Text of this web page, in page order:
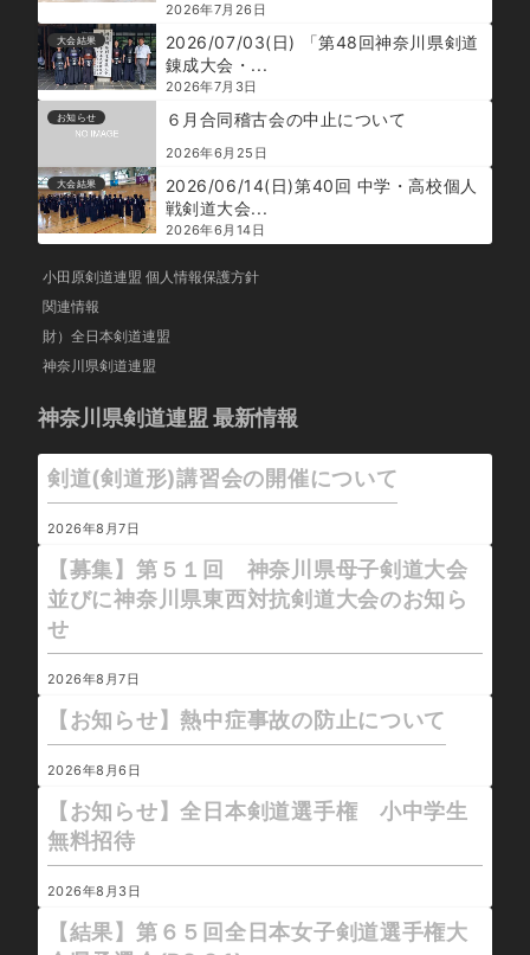
2026年7月26日
大会結果
2026/07/03(日) 「第48回神奈川県剣道
錬成大会・...
2026年7月3日
お知らせ ６月合同稽古会の中止について
2026年6月25日
大会結果
2026/06/14(日)第40回 中学・高校個人
戦剣道大会...
2026年6月14日
小田原剣道連盟 個人情報保護方針
関連情報
財）全日本剣道連盟
神奈川県剣道連盟
神奈川県剣道連盟 最新情報
剣道(剣道形)講習会の開催について
2026年8月7日
【募集】第５１回 神奈川県母子剣道大会
並びに神奈川県東西対抗剣道大会のお知ら
せ
2026年8月7日
【お知らせ】熱中症事故の防止について
2026年8月6日
【お知らせ】全日本剣道選手権 小中学生
無料招待
2026年8月3日
【結果】第６５回全日本女子剣道選手権大